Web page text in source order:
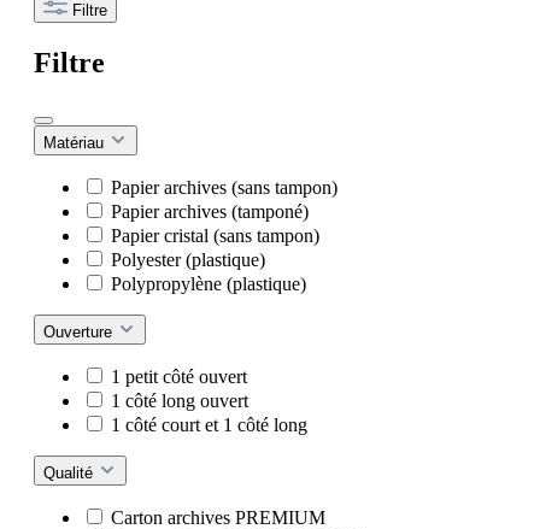
Filtre
Filtre
Matériau
Papier archives (sans tampon)
Papier archives (tamponé)
Papier cristal (sans tampon)
Polyester (plastique)
Polypropylène (plastique)
Ouverture
1 petit côté ouvert
1 côté long ouvert
1 côté court et 1 côté long
Qualité
Carton archives PREMIUM